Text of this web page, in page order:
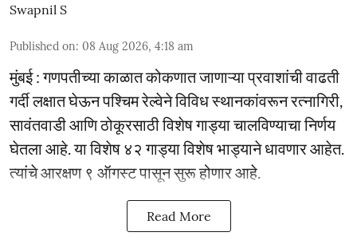
Swapnil S
Published on: 08 Aug 2026, 4:18 am
मुंबई : गणपतीच्या काळात कोकणात जाणाऱ्या प्रवाशांची वाढती
गर्दी लक्षात घेऊन पश्चिम रेल्वेने विविध स्थानकांवरून रत्नागिरी,
सावंतवाडी आणि ठोकूरसाठी विशेष गाड्या चालविण्याचा निर्णय
घेतला आहे. या विशेष ४२ गाड्या विशेष भाड्याने धावणार आहेत.
त्यांचे आरक्षण ९ ऑगस्ट पासून सुरू होणार आहे.
Read More